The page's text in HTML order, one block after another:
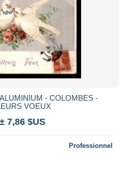
- COLOMBES -
VOEUX
± 7,86 $US
Professionnel